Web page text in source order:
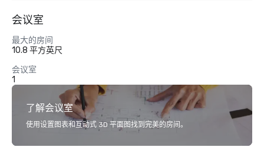
会议室
最大的房间
10.8 平方英尺
会议室
1
了解会议室
使用设置图表和互动式 3D 平面图找到完美的房间。